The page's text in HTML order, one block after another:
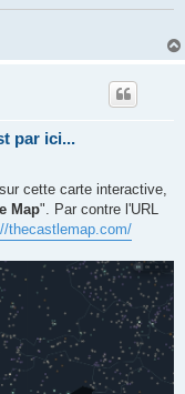
par ici...
cette carte interactive,
Map". Par contre l'URL
thecastlemap.com/